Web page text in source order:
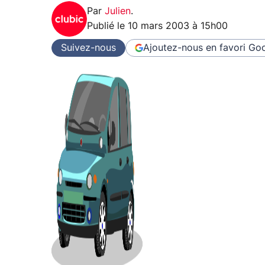
Par Julien.
Publié le 10 mars 2003 à 15h00
Suivez-nous Ajoutez-nous en favori